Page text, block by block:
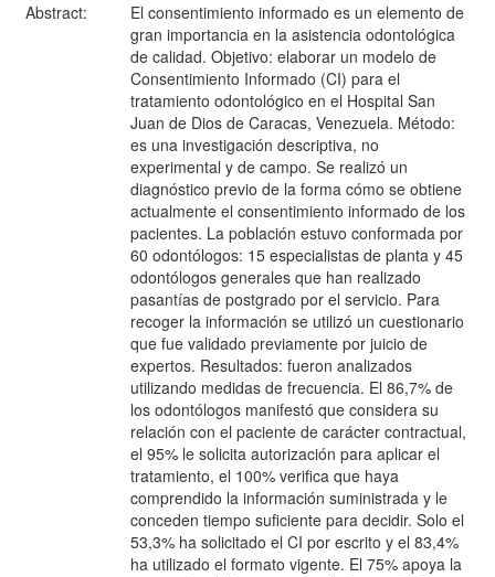
Abstract:
El consentimiento informado es un elemento de
gran importancia en la asistencia odontológica
de calidad. Objetivo: elaborar un modelo de
Consentimiento Informado (CI) para el
tratamiento odontológico en el Hospital San
Juan de Dios de Caracas, Venezuela. Método:
es una investigación descriptiva, no
experimental y de campo. Se realizó un
diagnóstico previo de la forma cómo se obtiene
actualmente el consentimiento informado de los
pacientes. La población estuvo conformada por
60 odontólogos: 15 especialistas de planta y 45
odontólogos generales que han realizado
pasantías de postgrado por el servicio. Para
recoger la información se utilizó un cuestionario
que fue validado previamente por juicio de
expertos. Resultados: fueron analizados
utilizando medidas de frecuencia. El 86,7% de
los odontólogos manifestó que considera su
relación con el paciente de carácter contractual,
el 95% le solicita autorización para aplicar el
tratamiento, el 100% verifica que haya
comprendido la información suministrada y le
conceden tiempo suficiente para decidir. Solo el
53,3% ha solicitado el CI por escrito y el 83,4%
ha utilizado el formato vigente. El 75% apoya la